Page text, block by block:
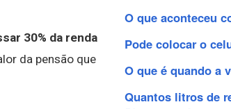
30% da renda
da pensão que
O que aconteceu
Pode colocar o
O que é quando a
Quantos litros de